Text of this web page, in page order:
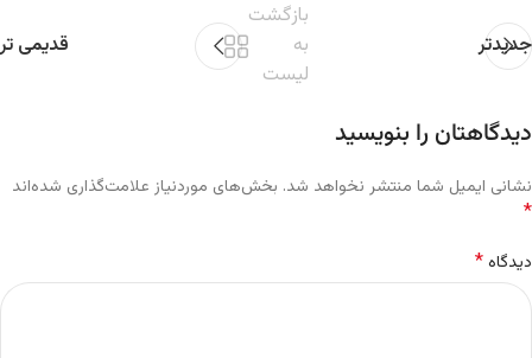
جدیدتر
بازگشت
به
لیست
قدیمی تر
دیدگاهتان را بنویسید
نشانی ایمیل شما منتشر نخواهد شد. بخش‌های موردنیاز علامت‌گذاری شده‌اند
*
دیدگاه*